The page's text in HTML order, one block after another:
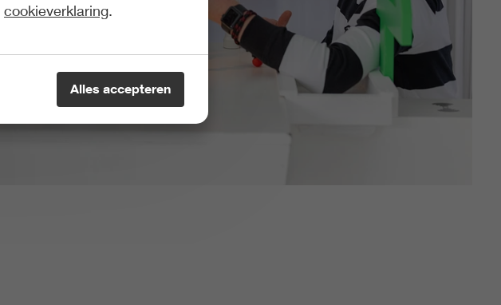
cookieverklaring.
Alles accepteren